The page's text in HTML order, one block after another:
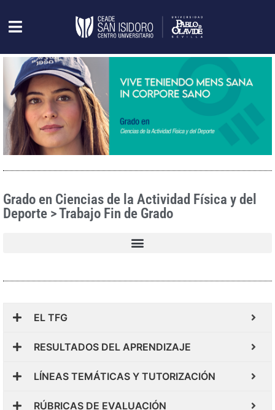
Grado en Ciencias de la Actividad Física y del
Deporte > Trabajo Fin de Grado
EL TFG
RESULTADOS DEL APRENDIZAJE
LÍNEAS TEMÁTICAS Y TUTORIZACIÓN
RÚBRICAS DE EVALUACIÓN